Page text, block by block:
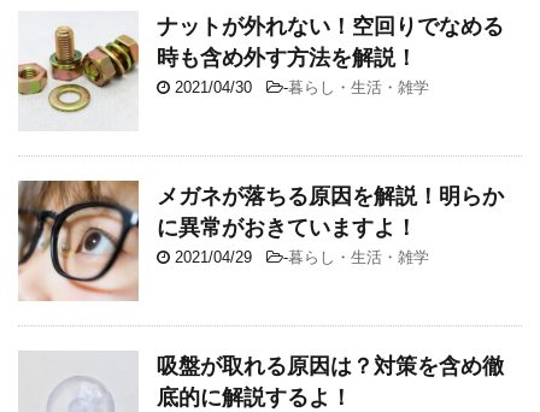
ナットが外れない！空回りでなめる
時も含め外す方法を解説！
2021/04/30 -暮らし・生活・雑学
メガネが落ちる原因を解説！明らか
に異常がおきていますよ！
2021/04/29 -暮らし・生活・雑学
吸盤が取れる原因は？対策を含め徹
底的に解説するよ！